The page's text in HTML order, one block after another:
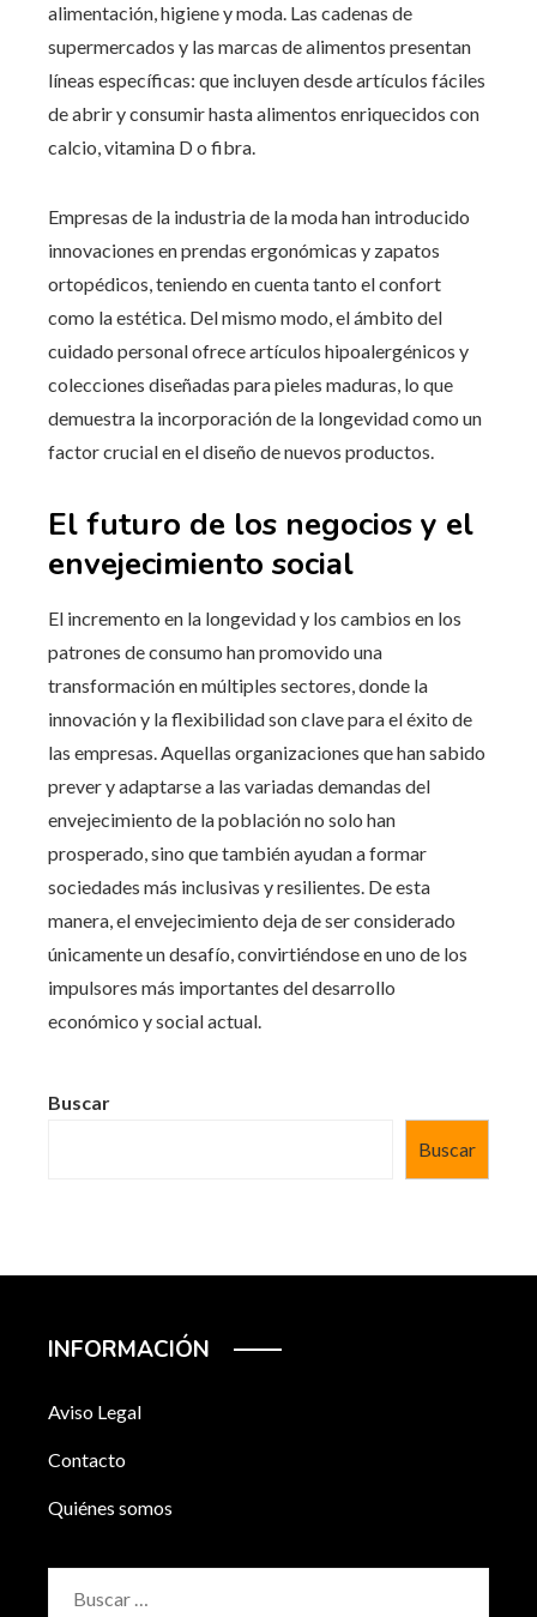
alimentación, higiene y moda. Las cadenas de
supermercados y las marcas de alimentos presentan
líneas específicas: que incluyen desde artículos fáciles
de abrir y consumir hasta alimentos enriquecidos con
calcio, vitamina D o fibra.
Empresas de la industria de la moda han introducido
innovaciones en prendas ergonómicas y zapatos
ortopédicos, teniendo en cuenta tanto el confort
como la estética. Del mismo modo, el ámbito del
cuidado personal ofrece artículos hipoalergénicos y
colecciones diseñadas para pieles maduras, lo que
demuestra la incorporación de la longevidad como un
factor crucial en el diseño de nuevos productos.
El futuro de los negocios y el
envejecimiento social
El incremento en la longevidad y los cambios en los
patrones de consumo han promovido una
transformación en múltiples sectores, donde la
innovación y la flexibilidad son clave para el éxito de
las empresas. Aquellas organizaciones que han sabido
prever y adaptarse a las variadas demandas del
envejecimiento de la población no solo han
prosperado, sino que también ayudan a formar
sociedades más inclusivas y resilientes. De esta
manera, el envejecimiento deja de ser considerado
únicamente un desafío, convirtiéndose en uno de los
impulsores más importantes del desarrollo
económico y social actual.
Buscar
Buscar
INFORMACIÓN
Aviso Legal
Contacto
Quiénes somos